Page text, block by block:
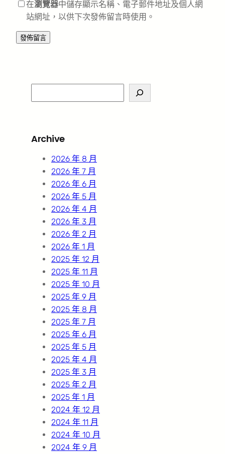
在瀏覽器中儲存顯示名稱、電子郵件地址及個人網
站網址，以供下次發佈留言時使用。
e
c
Archive
2026 年 8 月
2026 年 7 月
2026 年 6 月
2026 年 5 月
2026 年 4 月
2026 年 3 月
2026 年 2 月
2026 年 1 月
2025 年 12 月
2025 年 11 月
2025 年 10 月
2025 年 9 月
2025 年 8 月
2025 年 7 月
2025 年 6 月
2025 年 5 月
2025 年 4 月
2025 年 3 月
2025 年 2 月
2025 年 1 月
2024 年 12 月
2024 年 11 月
2024 年 10 月
2024 年 9 月